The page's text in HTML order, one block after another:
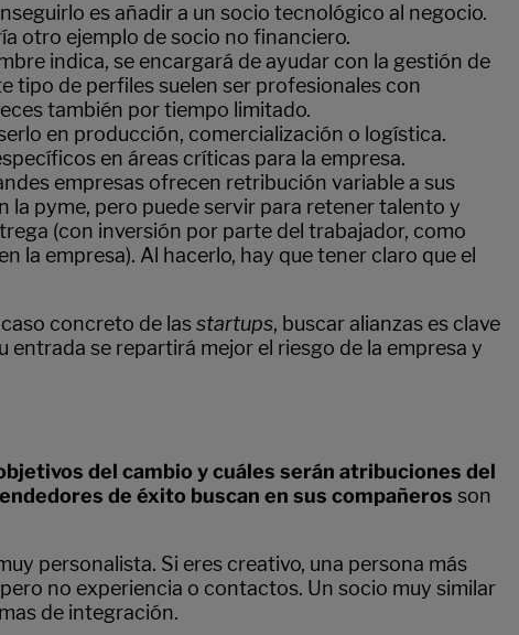
es añadir a un socio tecnológico al negocio.
otro ejemplo de socio no financiero.
indica, se encargará de ayudar con la gestión de
tipo de perfiles suelen ser profesionales con
también por tiempo limitado.
en producción, comercialización o logística.
en áreas críticas para la empresa.
empresas ofrecen retribución variable a sus
la pyme, pero puede servir para retener talento y
(con inversión por parte del trabajador, como
la empresa). Al hacerlo, hay que tener claro que el
concreto de lasstartups, buscar alianzas es clave
entrada se repartirá mejor el riesgo de la empresa y
del cambio y cuáles serán atribuciones del
de éxito buscan en sus compañeros son
personalista. Si eres creativo, una persona más
no experiencia o contactos. Un socio muy similar
de integración.